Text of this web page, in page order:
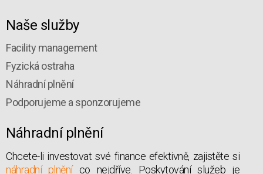
Naše služby
Facility management
Fyzická ostraha
Náhradní plnění
Podporujeme a sponzorujeme
Náhradní plnění
Chcete-li investovat své finance efektivně, zajistěte si
náhradní plněníco nejdříve. Poskytování služeb je